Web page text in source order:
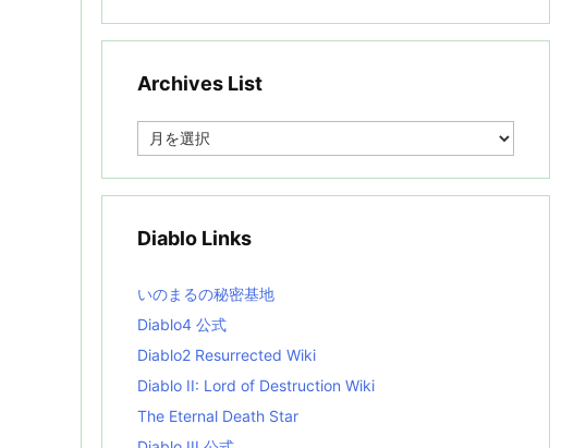
Archives List
e
i
s
t
Diablo Links
いのまるの秘密基地
Diablo4 公式
Diablo2 Resurrected Wiki
Diablo II: Lord of Destruction Wiki
The Eternal Death Star